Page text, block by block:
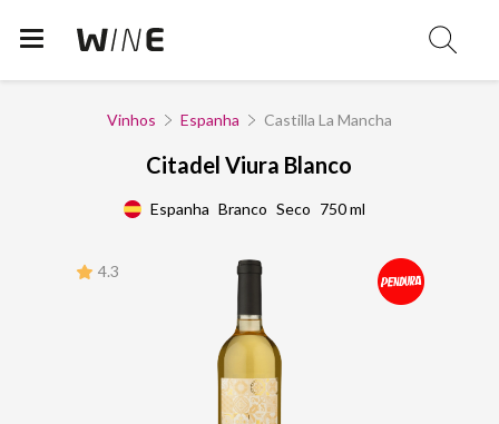
Vinhos Espanha Castilla La Mancha
Citadel Viura Blanco
Espanha Branco Seco 750 ml
4.3